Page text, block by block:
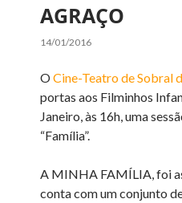
AGRAÇO
14/01/2016
OCine-Teatro de Sobral
portas aos Filminhos
Janeiro, às 16h, uma
“Família”.
A MINHA FAMÍLIA, foi
conta com um conjunto